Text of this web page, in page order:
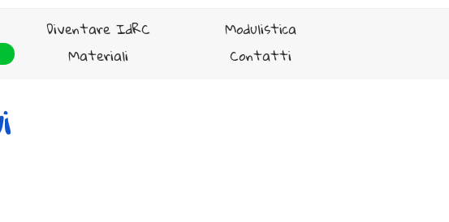
Salta menù
▼
Diventare IdRC ▼
Modulistica
▼
Materiali ▼
Contatti